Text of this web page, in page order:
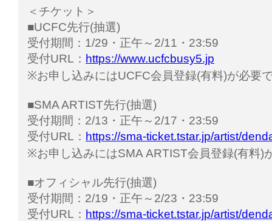
＜チケット＞
■UCFC先行(抽選)
受付期間：1/29・正午～2/11・23:59
受付URL： https://www.ucfcbusy5.jp
※お申し込みにはUCFC会員登録(有料)が必要
■SMA ARTIST先行(抽選)
受付期間：2/13・正午～2/17・23:59
受付URL： https://sma-ticket.tstar.jp/artist/
※お申し込みにはSMA ARTIST会員登録(有料)
■オフィシャル先行(抽選)
受付期間：2/19・正午～2/23・23:59
受付URL： https://sma-ticket.tstar.jp/artist/